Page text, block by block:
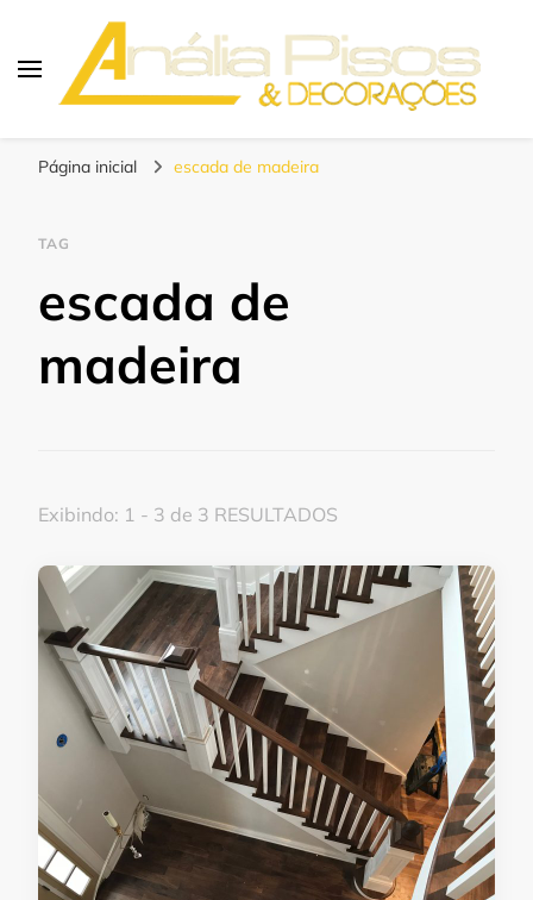
Página inicial escada de madeira
TAG
escada de
madeira
Exibindo: 1 - 3 de 3 RESULTADOS